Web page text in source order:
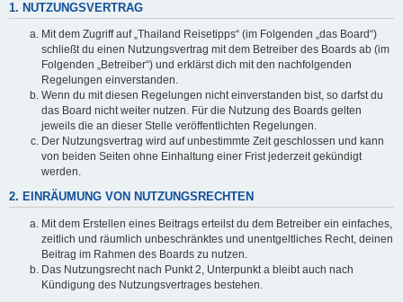
1. NUTZUNGSVERTRAG
Mit dem Zugriff auf „Thailand Reisetipps“ (im Folgenden „das Board“)
schließt du einen Nutzungsvertrag mit dem Betreiber des Boards ab (im
Folgenden „Betreiber“) und erklärst dich mit den nachfolgenden
Regelungen einverstanden.
Wenn du mit diesen Regelungen nicht einverstanden bist, so darfst du
das Board nicht weiter nutzen. Für die Nutzung des Boards gelten
jeweils die an dieser Stelle veröffentlichten Regelungen.
Der Nutzungsvertrag wird auf unbestimmte Zeit geschlossen und kann
von beiden Seiten ohne Einhaltung einer Frist jederzeit gekündigt
werden.
2. EINRÄUMUNG VON NUTZUNGSRECHTEN
Mit dem Erstellen eines Beitrags erteilst du dem Betreiber ein einfaches,
zeitlich und räumlich unbeschränktes und unentgeltliches Recht, deinen
Beitrag im Rahmen des Boards zu nutzen.
Das Nutzungsrecht nach Punkt 2, Unterpunkt a bleibt auch nach
Kündigung des Nutzungsvertrages bestehen.